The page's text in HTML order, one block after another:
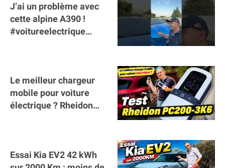
J’ai un problème avec
cette alpine A390 !
#voitureelectrique
Le meilleur chargeur
mobile pour voiture
électrique ? Rheidon
Essai Kia EV2 42 kWh